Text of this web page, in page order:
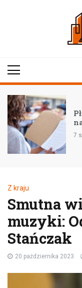
7
Z kraju
Smutna
muzyki:
Stańczak
20 października 2023